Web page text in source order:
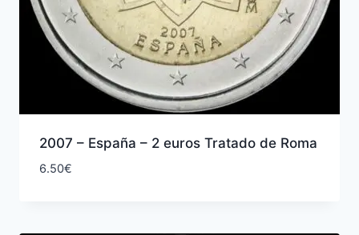
2007 – España – 2 euros Tratado de Roma
6.50€